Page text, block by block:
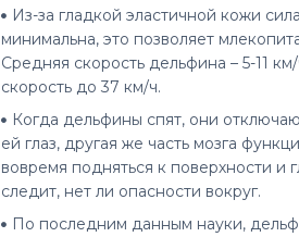
Из-за гладкой эластичной кожи
минимальна, это позволяет
Средняя скорость дельфина – 5-11
скорость до 37 км/ч.
Когда дельфины спят, они
ей глаз, другая же часть мозга
вовремя подняться к поверхности и
следит, нет ли опасности вокруг.
По последним данным науки,